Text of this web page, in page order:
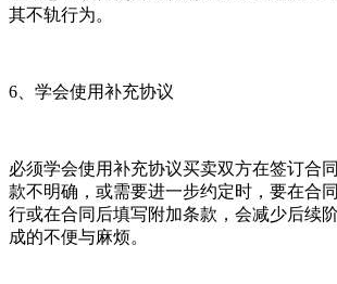
其不轨行为。
6、学会使用补充协议
必须学会使用补充协议买卖双方在签订合
款不明确，或需要进一步约定时，要在合
行或在合同后填写附加条款，会减少后续
成的不便与麻烦。